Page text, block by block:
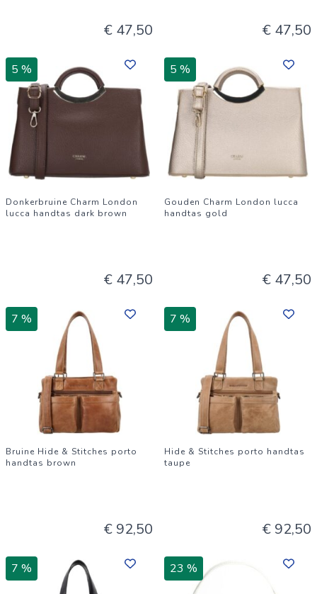
€ 47,50 € 47,50
5 %
Donkerbruine Charm London
lucca handtas dark brown
€ 47,50
5 %
Gouden Charm London lucca
handtas gold
€ 47,50
7 %
Bruine Hide & Stitches porto
handtas brown
€ 92,50
7 %
Hide & Stitches porto handtas
taupe
€ 92,50
7 % 23 %